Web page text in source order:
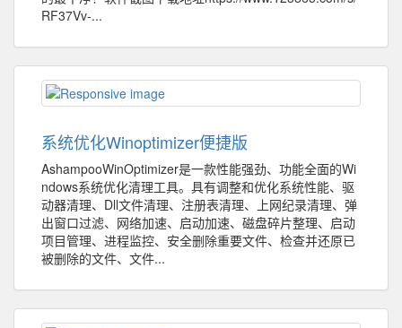
RF37Vv-...
系统优化Winoptimizer便捷版
AshampooWinOptimizer是一款性能强劲、功能全面的Wi
ndows系统优化清理工具。具有调整和优化系统性能、驱
动器清理、Dll文件清理、注册表清理、上网纪录清理、弹
出窗口过滤、网络加速、启动加速、磁盘碎片整理、启动
项目管理、进程监控、安全删除重要文件、检查并还原已
被删除的文件、文件...